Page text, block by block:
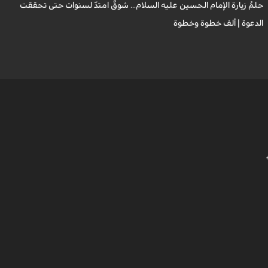
حلمُ زيارة الإمام الحسين عليه السلام... شوقٌ امتدّ لسنوات حتى تحققت
الدعوة | ألف خطوة وخطوة